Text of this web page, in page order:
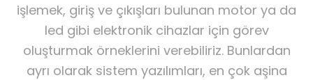
işlemek, giriş ve çıkışları bulunan motor ya da
led gibi elektronik cihazlar için görev
oluşturmak örneklerini verebiliriz. Bunlardan
ayrı olarak sistem yazılımları, en çok aşina